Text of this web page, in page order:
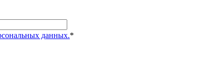
данных.*